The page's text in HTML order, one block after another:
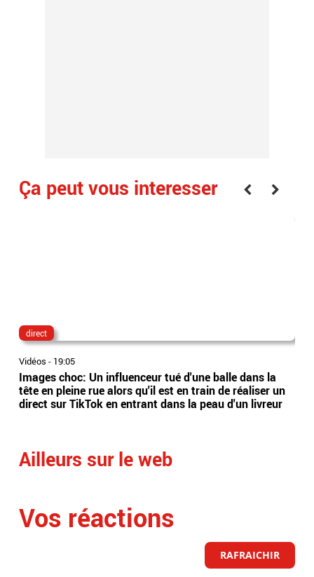
Ça peut vous interesser
direct
Vidéos - 19:05
Images choc: Un influenceur tué d'une balle dans la
tête en pleine rue alors qu'il est en train de réaliser un
direct sur TikTok en entrant dans la peau d'un livreur
Ailleurs sur le web
Vos réactions
RAFRAICHIR